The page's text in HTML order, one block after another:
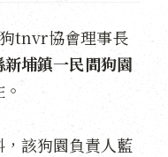
tnvr協會理事長
新埔鎮一民間狗園
該狗園負責人藍